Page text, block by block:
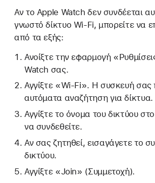
Αν το Apple Watch δεν συνδέεται
γνωστό δίκτυο Wi-Fi, μπορείτε να
από τα εξής:
Ανοίξτε την εφαρμογή
Watch σας.
Αγγίξτε «Wi-Fi». Η συσκευή σας
αυτόματα αναζήτηση για δίκτυα.
Αγγίξτε το όνομα του δικτύου
να συνδεθείτε.
Αν σας ζητηθεί, εισαγάγετε το
δικτύου.
Αγγίξτε «Join» (Συμμετοχή).